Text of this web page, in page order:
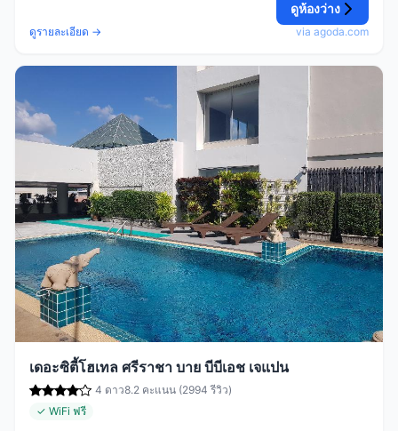
ดูรายละเอียด →
ดูห้องว่าง
via agoda.com
เดอะซิตี้โฮเทล ศรีราชา บาย บีบีเอช เจแปน
4 ดาว8.2 คะแนน (2994 รีวิว)
✓ WiFi ฟรี